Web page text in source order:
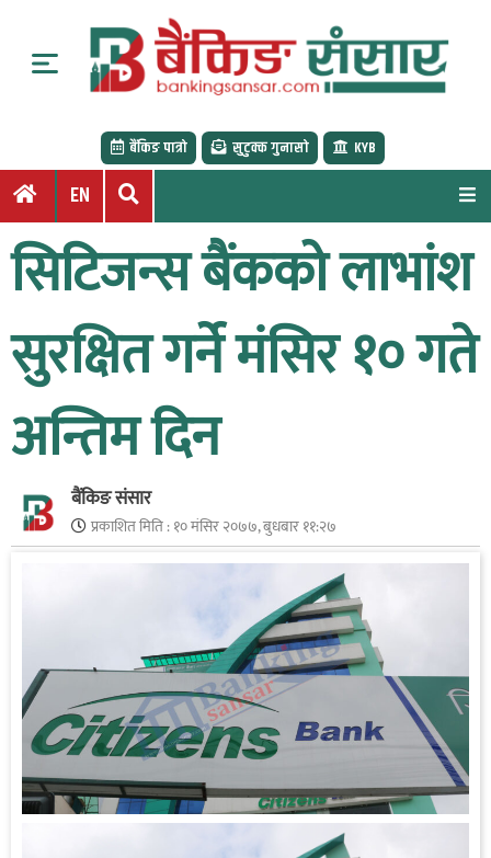
o
बैंकिङ पात्रो सुटुक्क गुनासो KYB
EN
सिटिजन्स बैंकको लाभांश
सुरक्षित गर्ने मंसिर १० गते
अन्तिम दिन
बैंकिङ संसार
प्रकाशित मिति :१० मंसिर २०७७, बुधबार ११:२७